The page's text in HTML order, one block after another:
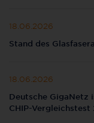
18.06.2026
Stand des
18.06.2026
Deutsche GigaNetz
CHIP-Vergleichstest